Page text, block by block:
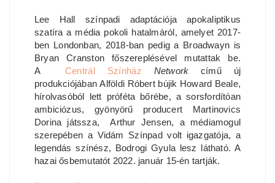
Lee Hall színpadi adaptációja apokaliptikus
szatíra a média pokoli hatalmáról, amelyet 2017-
ben Londonban, 2018-ban pedig a Broadwayn is
Bryan Cranston főszereplésével mutattak be.
A Centrál Színház Network című új
produkciójában Alföldi Róbert bújik Howard Beale,
hírolvasóból lett próféta bőrébe, a sorsfordítóan
ambiciózus, gyönyörű producert Martinovics
Dorina játssza, Arthur Jensen, a médiamogul
szerepében a Vidám Színpad volt igazgatója, a
legendás színész, Bodrogi Gyula lesz látható. A
hazai ősbemutatót 2022. január 15-én tartják.